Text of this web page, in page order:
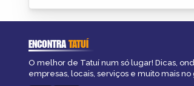
ENCONTRATATUÍ
O melhor de Tatuí num só lugar! Dicas,
empresas, locais, serviços e muito mais no